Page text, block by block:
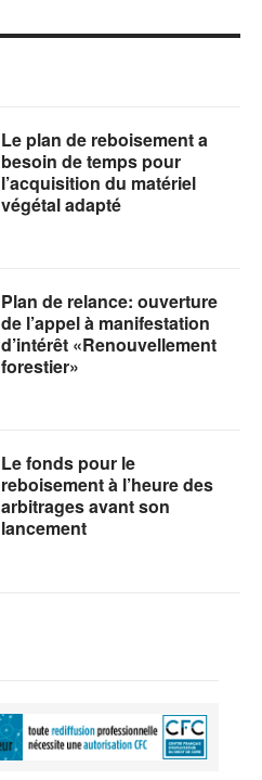
Le plan de reboisement a
besoin de temps pour
l’acquisition du matériel
végétal adapté
Plan de relance: ouverture
de l’appel à manifestation
d’intérêt «Renouvellement
forestier»
Le fonds pour le
reboisement à l’heure des
arbitrages avant son
lancement